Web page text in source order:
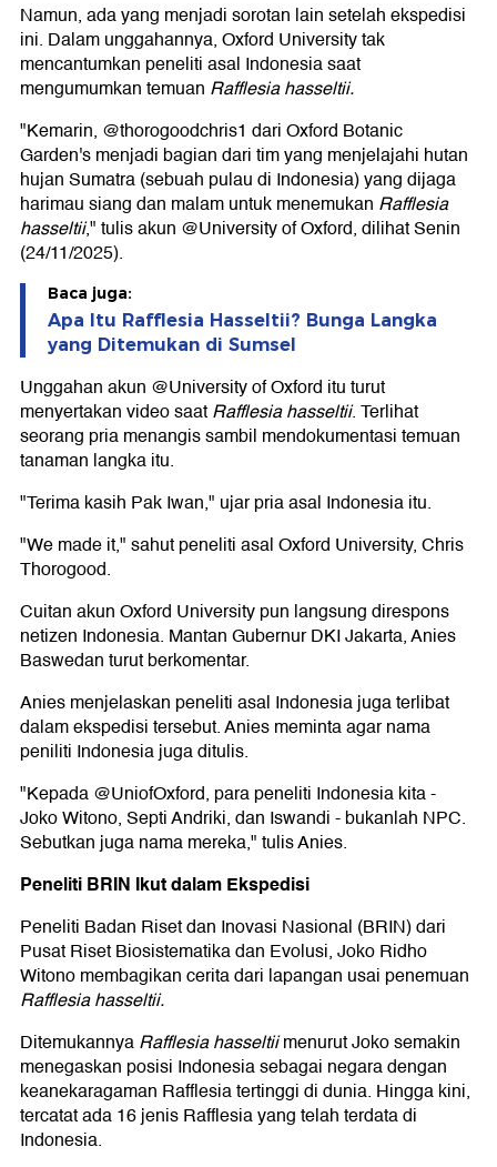
Namun, ada yang menjadi sorotan lain setelah ekspedisi
ini. Dalam unggahannya, Oxford University tak
mencantumkan peneliti asal Indonesia saat
mengumumkan temuan Rafflesia hasseltii.
"Kemarin, @thorogoodchris1 dari Oxford Botanic
Garden's menjadi bagian dari tim yang menjelajahi hutan
hujan Sumatra (sebuah pulau di Indonesia) yang dijaga
harimau siang dan malam untuk menemukan Rafflesia
hasseltii," tulis akun @University of Oxford, dilihat Senin
(24/11/2025).
Baca juga:
Apa Itu Rafflesia Hasseltii? Bunga Langka
yang Ditemukan di Sumsel
Unggahan akun @University of Oxford itu turut
menyertakan video saatRafflesia hasseltii. Terlihat
seorang pria menangis sambil mendokumentasi temuan
tanaman langka itu.
"Terima kasih Pak Iwan," ujar pria asal Indonesia itu.
"We made it," sahut peneliti asal Oxford University, Chris
Thorogood.
Cuitan akun Oxford University pun langsung direspons
netizen Indonesia. Mantan Gubernur DKI Jakarta, Anies
Baswedan turut berkomentar.
Anies menjelaskan peneliti asal Indonesia juga terlibat
dalam ekspedisi tersebut. Anies meminta agar nama
peniliti Indonesia juga ditulis.
"Kepada @UniofOxford, para peneliti Indonesia kita -
Joko Witono, Septi Andriki, dan Iswandi - bukanlah NPC.
Sebutkan juga nama mereka," tulis Anies.
Peneliti BRIN Ikut dalam Ekspedisi
Peneliti Badan Riset dan Inovasi Nasional (BRIN) dari
Pusat Riset Biosistematika dan Evolusi, Joko Ridho
Witono membagikan cerita dari lapangan usai penemuan
Rafflesia hasseltii.
DitemukannyaRafflesia hasseltiimenurut Joko semakin
menegaskan posisi Indonesia sebagai negara dengan
keanekaragaman Rafflesia tertinggi di dunia. Hingga kini,
tercatat ada 16 jenis Rafflesia yang telah terdata di
Indonesia.